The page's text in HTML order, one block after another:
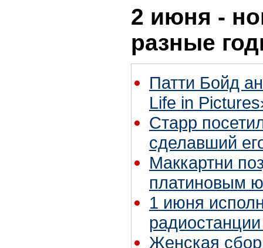
2 июня -
разные
Патти Бойд
Life in
Старр
сделавший
Маккартни
платиновым
1 июня
Женская